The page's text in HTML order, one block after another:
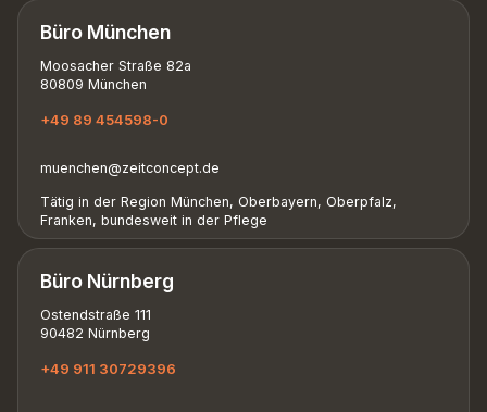
Büro München
Moosacher Straße 82a
80809 München
+49 89 454598-0
muenchen@zeitconcept.de
Tätig in der Region München, Oberbayern, Oberpfalz,
Franken, bundesweit in der Pflege
Büro Nürnberg
Ostendstraße 111
90482 Nürnberg
+49 911 30729396